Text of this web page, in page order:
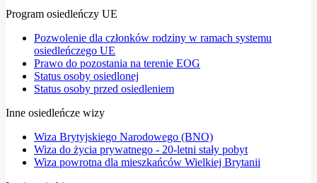
Program osiedleńczy UE
Pozwolenie dla członków rodziny w ramach systemu
osiedleńczego UE
Prawo do pozostania na terenie EOG
Status osoby osiedlonej
Status osoby przed osiedleniem
Inne osiedleńcze wizy
Wiza Brytyjskiego Narodowego (BNO)
Wiza do życia prywatnego - 20-letni stały pobyt
Wiza powrotna dla mieszkańców Wielkiej Brytanii